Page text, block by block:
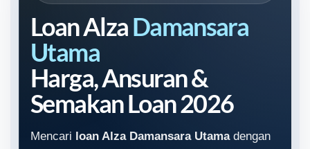
Loan AlzaDamansara
Utama
Harga, Ansuran &
Semakan Loan 2026
Mencari loan Alza Damansara Utamadengan